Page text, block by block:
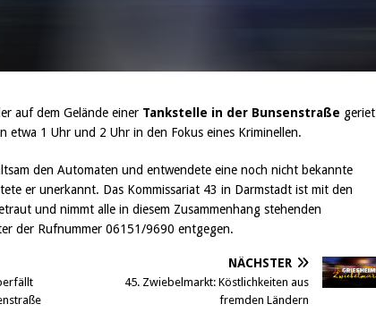
auf dem Gelände einer Tankstelle in der Bunsenstraße geriet
etwa 1 Uhr und 2 Uhr in den Fokus eines Kriminellen.
den Automaten und entwendete eine noch nicht bekannte
er unerkannt. Das Kommissariat 43 in Darmstadt ist mit den
und nimmt alle in diesem Zusammenhang stehenden
der Rufnummer 06151/9690 entgegen.
NÄCHSTER
45. Zwiebelmarkt: Köstlichkeiten aus
fremden Ländern